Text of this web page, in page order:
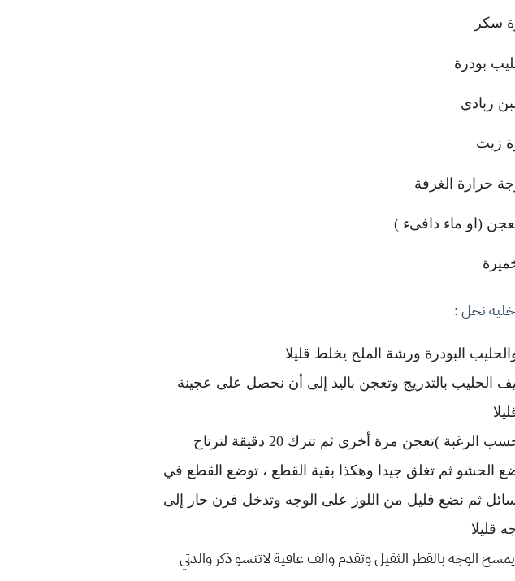
سكر
بودرة
زبادي
زيت
حرارة الغرفة
(او ماء دافىء )
نحل :
البودرة ورشة الملح يخلط قليلا
الحليب بالتدريج وتعجن باليد إلى أن نحصل على عجينة
)تعجن مرة أخرى ثم تترك 20 دقيقة لترتاح
ثم تغلق جيدا وهكذا بقية القطع ، توضع القطع في
ثم نضع قليل من اللوز على الوجه وتدخل فرن حار إلى
قليلا
الوجه بالقطر الثقيل وتقدم والف عافية لاتنسو ذكر والدتي